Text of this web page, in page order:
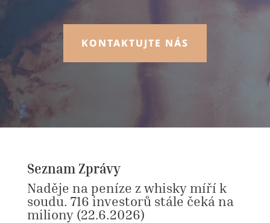
KONTAKTUJTE NÁS
Seznam Zprávy
Naděje na peníze z whisky míří k
soudu. 716 investorů stále čeká na
miliony(22.6.2026)